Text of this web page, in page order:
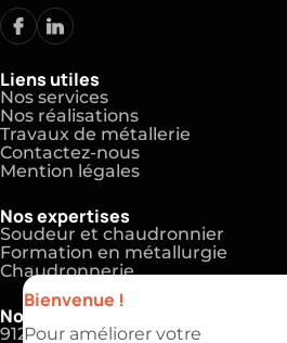
Bienvenue !
Pour améliorer votre
Liens utiles
Nos services
Nos réalisations
Travaux de métallerie
Contactez-nous
Mention légales
Nos expertises
Soudeur et chaudronnier
Formation en métallurgie
Chaudronnerie
Nos coordonnées
91220 Brétigny-sur-Orge